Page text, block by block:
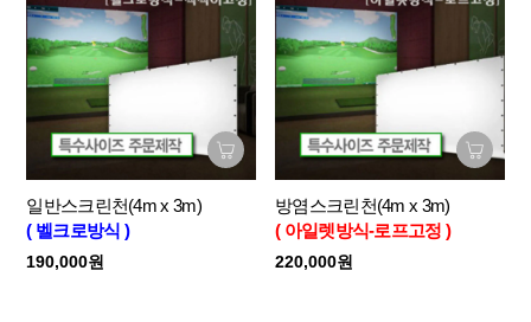
일반스크린천(4m x 3m)
( 벨크로방식 )
190,000원
방염스크린천(4m x 3m)
( 아일렛방식-로프고정 )
220,000원